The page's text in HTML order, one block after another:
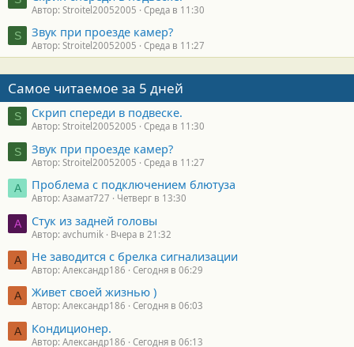
Автор: Stroitel20052005 Среда в 11:30
S Звук при проезде камер?
Автор: Stroitel20052005 Среда в 11:27
Самое читаемое за 5 дней
S Скрип спереди в подвеске.
Автор: Stroitel20052005 Среда в 11:30
S Звук при проезде камер?
Автор: Stroitel20052005 Среда в 11:27
А Проблема с подключением блютуза
Автор: Азамат727 Четверг в 13:30
A Стук из задней головы
Автор: avchumik Вчера в 21:32
А Не заводится с брелка сигнализации
Автор: Александр186 Сегодня в 06:29
А Живет своей жизнью )
Автор: Александр186 Сегодня в 06:03
А Кондиционер.
Автор: Александр186 Сегодня в 06:13